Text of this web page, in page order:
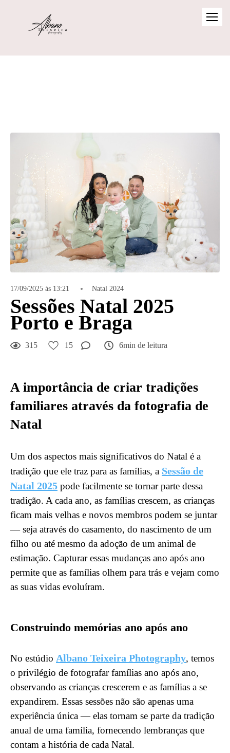
17/09/2025 às 13:21 Natal 2024
Sessões Natal 2025
Porto e Braga
315 15 6min de leitura
A importância de criar tradições
familiares através da fotografia de
Natal
Um dos aspectos mais significativos do Natal é a
tradição que ele traz para as famílias, a Sessão de
Natal 2025 pode facilmente se tornar parte dessa
tradição. A cada ano, as famílias crescem, as crianças
ficam mais velhas e novos membros podem se juntar
— seja através do casamento, do nascimento de um
filho ou até mesmo da adoção de um animal de
estimação. Capturar essas mudanças ano após ano
permite que as famílias olhem para trás e vejam como
as suas vidas evoluíram.
Construindo memórias ano após ano
No estúdio Albano Teixeira Photography, temos
o privilégio de fotografar famílias ano após ano,
observando as crianças crescerem e as famílias a se
expandirem. Essas sessões não são apenas uma
experiência única — elas tornam se parte da tradição
anual de uma família, fornecendo lembranças que
contam a história de cada Natal.